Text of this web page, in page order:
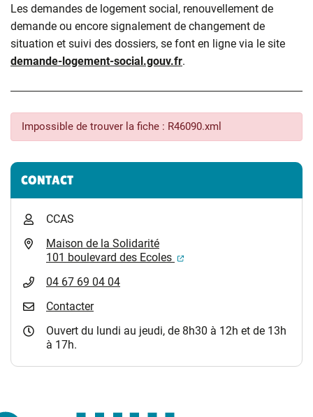
Les demandes de logement social, renouvellement de
demande ou encore signalement de changement de
situation et suivi des dossiers, se font en ligne via le site
demande-logement-social.gouv.fr.
Impossible de trouver la fiche : R46090.xml
Informations complémentaires
CONTACT
CCAS
Maison de la Solidarité
101 boulevard des Ecoles
(ouverture dans un
04 67 69 04 04
Contacter
Ouvert du lundi au jeudi, de 8h30 à 12h et de 13h
à 17h.